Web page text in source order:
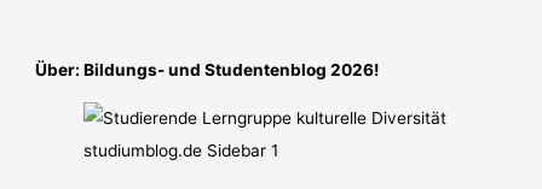
Über: Bildungs- und Studentenblog 2026!